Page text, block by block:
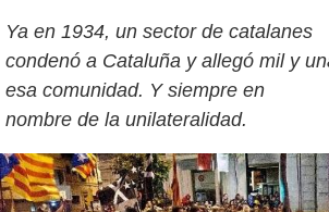
Ya en 1934, un sector de catalanes
condenó a Cataluña y allegó mil y
esa comunidad. Y siempre en
nombre de la unilateralidad.